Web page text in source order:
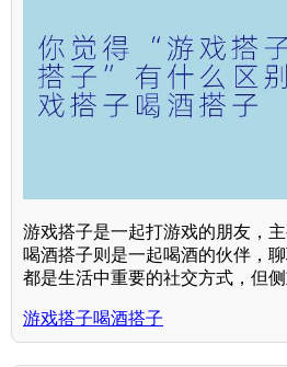
游戏搭子是一起打游戏的朋友，
喝酒搭子则是一起喝酒的伙伴，
都是生活中重要的社交方式，但侧
游戏搭子喝酒搭子